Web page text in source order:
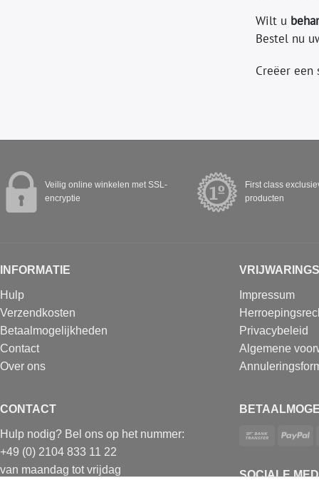
Wilt u
Bestel nu
Creëer
Veilig online winkelen met SSL-
encryptie
First class
producten
INFORMATIE
Hulp
Verzendkosten
Betaalmogelijkheden
Contact
Over ons
Impressum
Privacybeleid
Algemene
CONTACT
Hulp nodig? Bel ons op het nummer:
+49 (0) 2104 833 11 22
van maandag tot vrijdag
SOCIALE